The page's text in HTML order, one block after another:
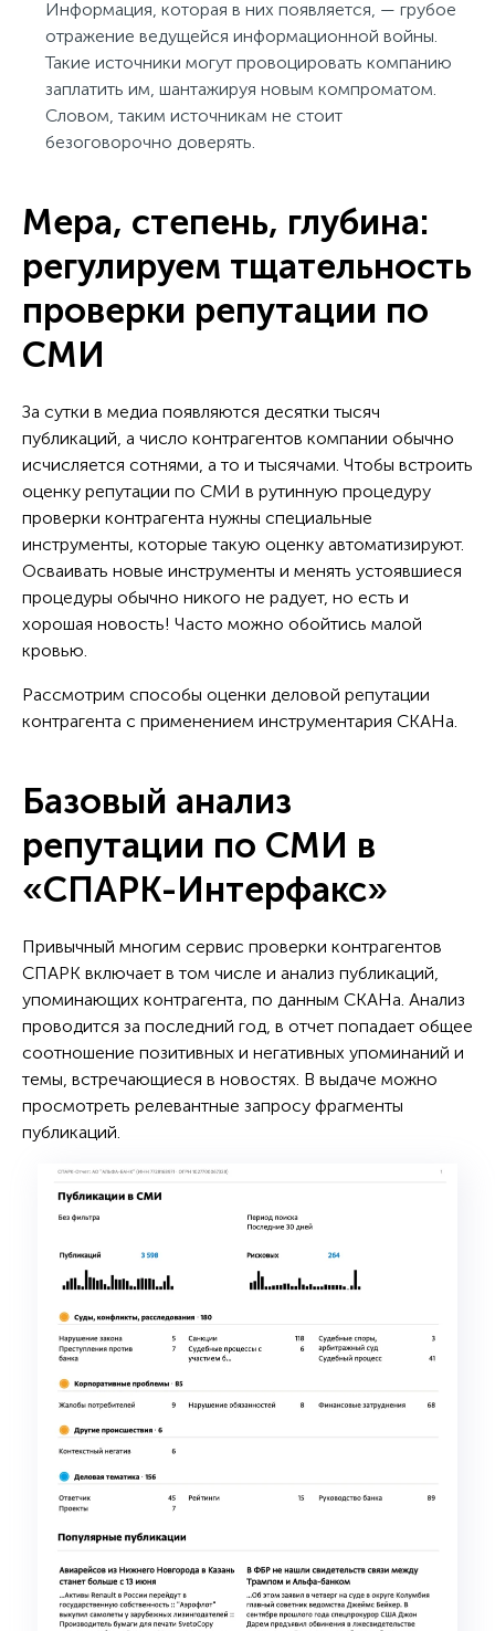
Информация, которая в них появляется, — грубое
отражение ведущейся информационной войны.
Такие источники могут провоцировать компанию
заплатить им, шантажируя новым компроматом.
Словом, таким источникам не стоит
безоговорочно доверять.
Мера, степень, глубина:
регулируем тщательность
проверки репутации по
СМИ
За сутки в медиа появляются десятки тысяч
публикаций, а число контрагентов компании обычно
исчисляется сотнями, а то и тысячами. Чтобы встроить
оценку репутации по СМИ в рутинную процедуру
проверки контрагента нужны специальные
инструменты, которые такую оценку автоматизируют.
Осваивать новые инструменты и менять устоявшиеся
процедуры обычно никого не радует, но есть и
хорошая новость! Часто можно обойтись малой
кровью.
Рассмотрим способы оценки деловой репутации
контрагента с применением инструментария СКАНа.
Базовый анализ
репутации по СМИ в
«СПАРК-Интерфакс»
Привычный многим сервис проверки контрагентов
СПАРК включает в том числе и анализ публикаций,
упоминающих контрагента, по данным СКАНа. Анализ
проводится за последний год, в отчет попадает общее
соотношение позитивных и негативных упоминаний и
темы, встречающиеся в новостях. В выдаче можно
просмотреть релевантные запросу фрагменты
публикаций.